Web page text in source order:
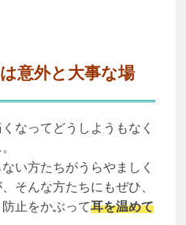
意外と大事な場
なってどうしようもなく
い方たちがうらやましく
そんな方たちにもぜひ、
止をかぶって耳を温めて